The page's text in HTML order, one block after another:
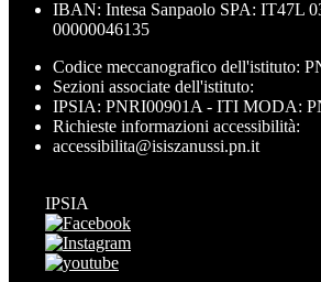
IBAN: Intesa Sanpaolo SPA: IT47L
00000046135
Codice meccanografico dell'istituto:
Sezioni associate dell'istituto:
IPSIA: PNRI00901A - ITI MODA:
Richieste informazioni accessibilità:
accessibilita@isiszanussi.pn.it
IPSIA